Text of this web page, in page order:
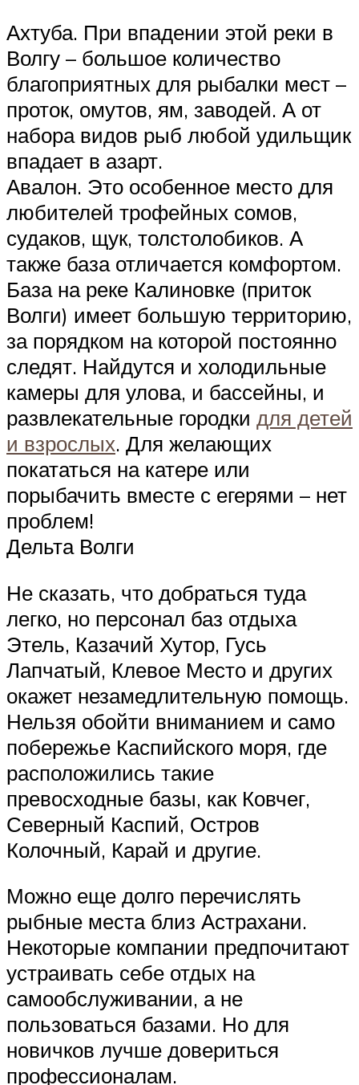
Ахтуба. При впадении этой реки в
Волгу – большое количество
благоприятных для рыбалки мест –
проток, омутов, ям, заводей. А от
набора видов рыб любой удильщик
впадает в азарт.
Авалон. Это особенное место для
любителей трофейных сомов,
судаков, щук, толстолобиков. А
также база отличается комфортом.
База на реке Калиновке (приток
Волги) имеет большую территорию,
за порядком на которой постоянно
следят. Найдутся и холодильные
камеры для улова, и бассейны, и
развлекательные городки для детей
и взрослых. Для желающих
покататься на катере или
порыбачить вместе с егерями – нет
проблем!
Дельта Волги
Не сказать, что добраться туда
легко, но персонал баз отдыха
Этель, Казачий Хутор, Гусь
Лапчатый, Клевое Место и других
окажет незамедлительную помощь.
Нельзя обойти вниманием и само
побережье Каспийского моря, где
расположились такие
превосходные базы, как Ковчег,
Северный Каспий, Остров
Колочный, Карай и другие.
Можно еще долго перечислять
рыбные места близ Астрахани.
Некоторые компании предпочитают
устраивать себе отдых на
самообслуживании, а не
пользоваться базами. Но для
новичков лучше довериться
профессионалам.